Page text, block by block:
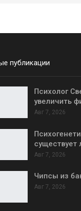
публикации
Психолог
увеличить
Авг 7, 2026
существует
Авг 7, 2026
Чипсы из
Авг 7, 2026